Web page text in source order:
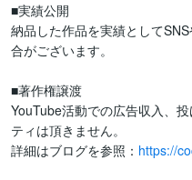
■実績公開
納品した作品を実績として
合がございます。
■著作権譲渡
YouTube活動での広告収入、
ティは頂きません。
詳細はブログを参照： https://